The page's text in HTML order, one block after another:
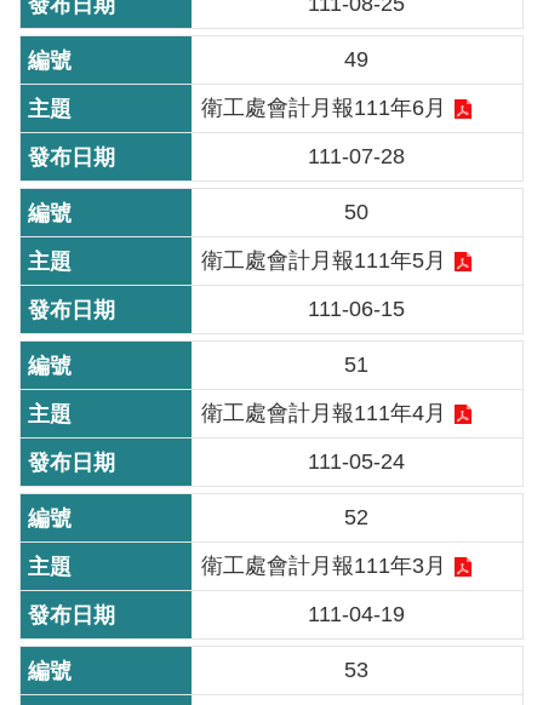
服
務
網
站
導
覽
回
首
頁
English
見
問
答
陳
情
系
統
49
衛工處會計月報111年6月
111-07-28
50
衛工處會計月報111年5月
111-06-15
51
衛工處會計月報111年4月
111-05-24
52
衛工處會計月報111年3月
111-04-19
53